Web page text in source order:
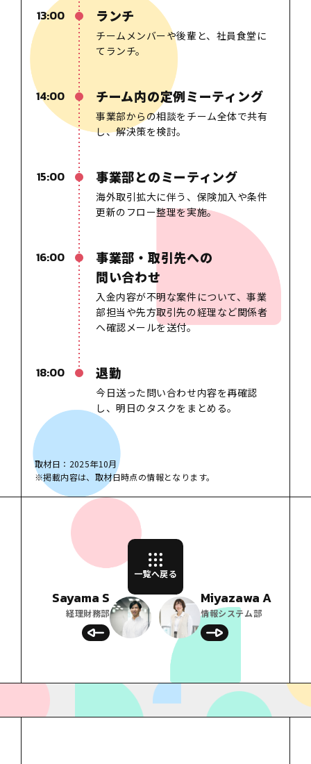
13:00 ランチ
チームメンバーや後輩と、社員食堂に
てランチ。
14:00 チーム内の定例ミーティング
事業部からの相談をチーム全体で共有
し、解決策を検討。
15:00 事業部とのミーティング
海外取引拡大に伴う、保険加入や条件
更新のフロー整理を実施。
16:00
事業部・取引先への
問い合わせ
入金内容が不明な案件について、事業
部担当や先方取引先の経理など関係者
へ確認メールを送付。
18:00 退勤
今日送った問い合わせ内容を再確認
し 、明日のタスクをまとめる。
取材日：2025年10月
※掲載内容は、取材日時点の情報となります。
一覧へ戻る
Sayama S
経理財務部
Miyazawa A
情報システム部